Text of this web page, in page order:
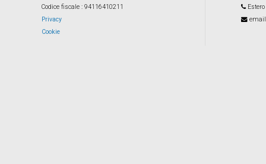
Codice fiscale : 94116410211
Privacy
Cookie
Estero
email